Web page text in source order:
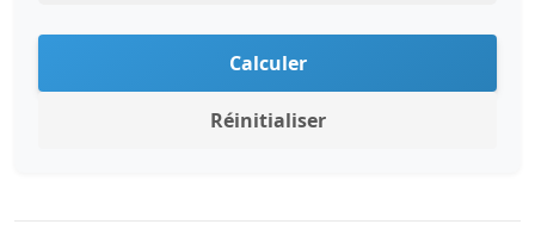
Calculer
Réinitialiser